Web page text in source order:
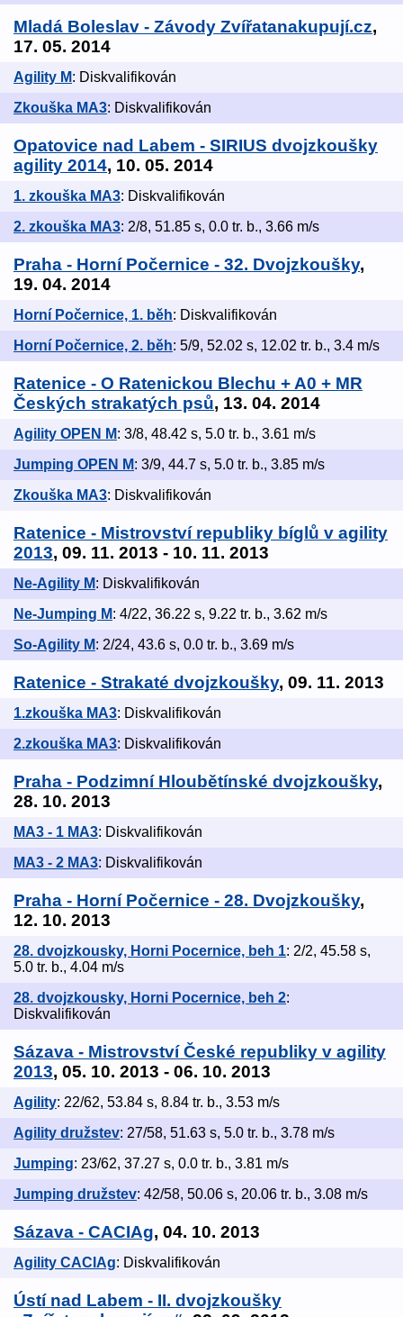
Mladá Boleslav - Závody Zvířatanakupují.cz,
17. 05. 2014
Agility M: Diskvalifikován
Zkouška MA3: Diskvalifikován
Opatovice nad Labem - SIRIUS dvojzkoušky
agility 2014, 10. 05. 2014
1. zkouška MA3: Diskvalifikován
2. zkouška MA3: 2/8, 51.85 s, 0.0 tr. b., 3.66 m/s
Praha - Horní Počernice - 32. Dvojzkoušky,
19. 04. 2014
Horní Počernice, 1. běh: Diskvalifikován
Horní Počernice, 2. běh: 5/9, 52.02 s, 12.02 tr. b., 3.4 m/s
Ratenice - O Ratenickou Blechu + A0 + MR
Českých strakatých psů, 13. 04. 2014
Agility OPEN M: 3/8, 48.42 s, 5.0 tr. b., 3.61 m/s
Jumping OPEN M: 3/9, 44.7 s, 5.0 tr. b., 3.85 m/s
Zkouška MA3: Diskvalifikován
Ratenice - Mistrovství republiky bíglů v agility
2013, 09. 11. 2013 - 10. 11. 2013
Ne-Agility M: Diskvalifikován
Ne-Jumping M: 4/22, 36.22 s, 9.22 tr. b., 3.62 m/s
So-Agility M: 2/24, 43.6 s, 0.0 tr. b., 3.69 m/s
Ratenice - Strakaté dvojzkoušky, 09. 11. 2013
1.zkouška MA3: Diskvalifikován
2.zkouška MA3: Diskvalifikován
Praha - Podzimní Hloubětínské dvojzkoušky,
28. 10. 2013
MA3 - 1 MA3: Diskvalifikován
MA3 - 2 MA3: Diskvalifikován
Praha - Horní Počernice - 28. Dvojzkoušky,
12. 10. 2013
28. dvojzkousky, Horni Pocernice, beh 1: 2/2, 45.58 s,
5.0 tr. b., 4.04 m/s
28. dvojzkousky, Horni Pocernice, beh 2:
Diskvalifikován
Sázava - Mistrovství České republiky v agility
2013, 05. 10. 2013 - 06. 10. 2013
Agility: 22/62, 53.84 s, 8.84 tr. b., 3.53 m/s
Agility družstev: 27/58, 51.63 s, 5.0 tr. b., 3.78 m/s
Jumping: 23/62, 37.27 s, 0.0 tr. b., 3.81 m/s
Jumping družstev: 42/58, 50.06 s, 20.06 tr. b., 3.08 m/s
Sázava - CACIAg, 04. 10. 2013
Agility CACIAg: Diskvalifikován
Ústí nad Labem - II. dvojzkoušky